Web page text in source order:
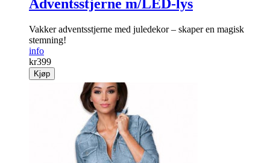
Adventsstjerne m/LED-lys
Vakker adventsstjerne med juledekor – skaper en magisk
stemning!
info
kr399
Kjøp